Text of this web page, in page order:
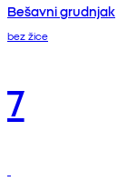
Bešavni grudnjak
bez žice
7